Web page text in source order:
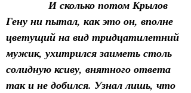
И сколько потом Крылов
Гену ни пытал, как это он, вполне
цветущий на вид тридцатилетний
мужик, ухитрился заиметь столь
солидную ксиву, внятного ответа
так и не добился. Узнал лишь, что